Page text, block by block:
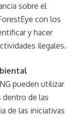
sobre el
con los
y hacer
ilegales.
pueden utilizar
dentro de las
de las iniciativas